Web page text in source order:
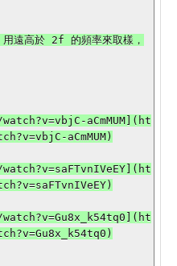
遠高於 2f 的頻率來取樣，
aCmMUM](ht
aCmMUM)